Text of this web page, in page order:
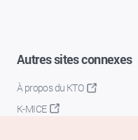
Autres sites connexes
À propos du KTO
K-MICE